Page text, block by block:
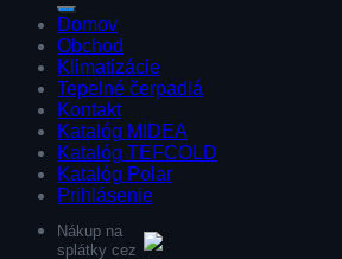
Domov
Obchod
Klimatizácie
Tepelné čerpadlá
Kontakt
Katalóg MIDEA
Katalóg TEFCOLD
Katalóg Polar
Prihlásenie
Nákup na
splátky cez